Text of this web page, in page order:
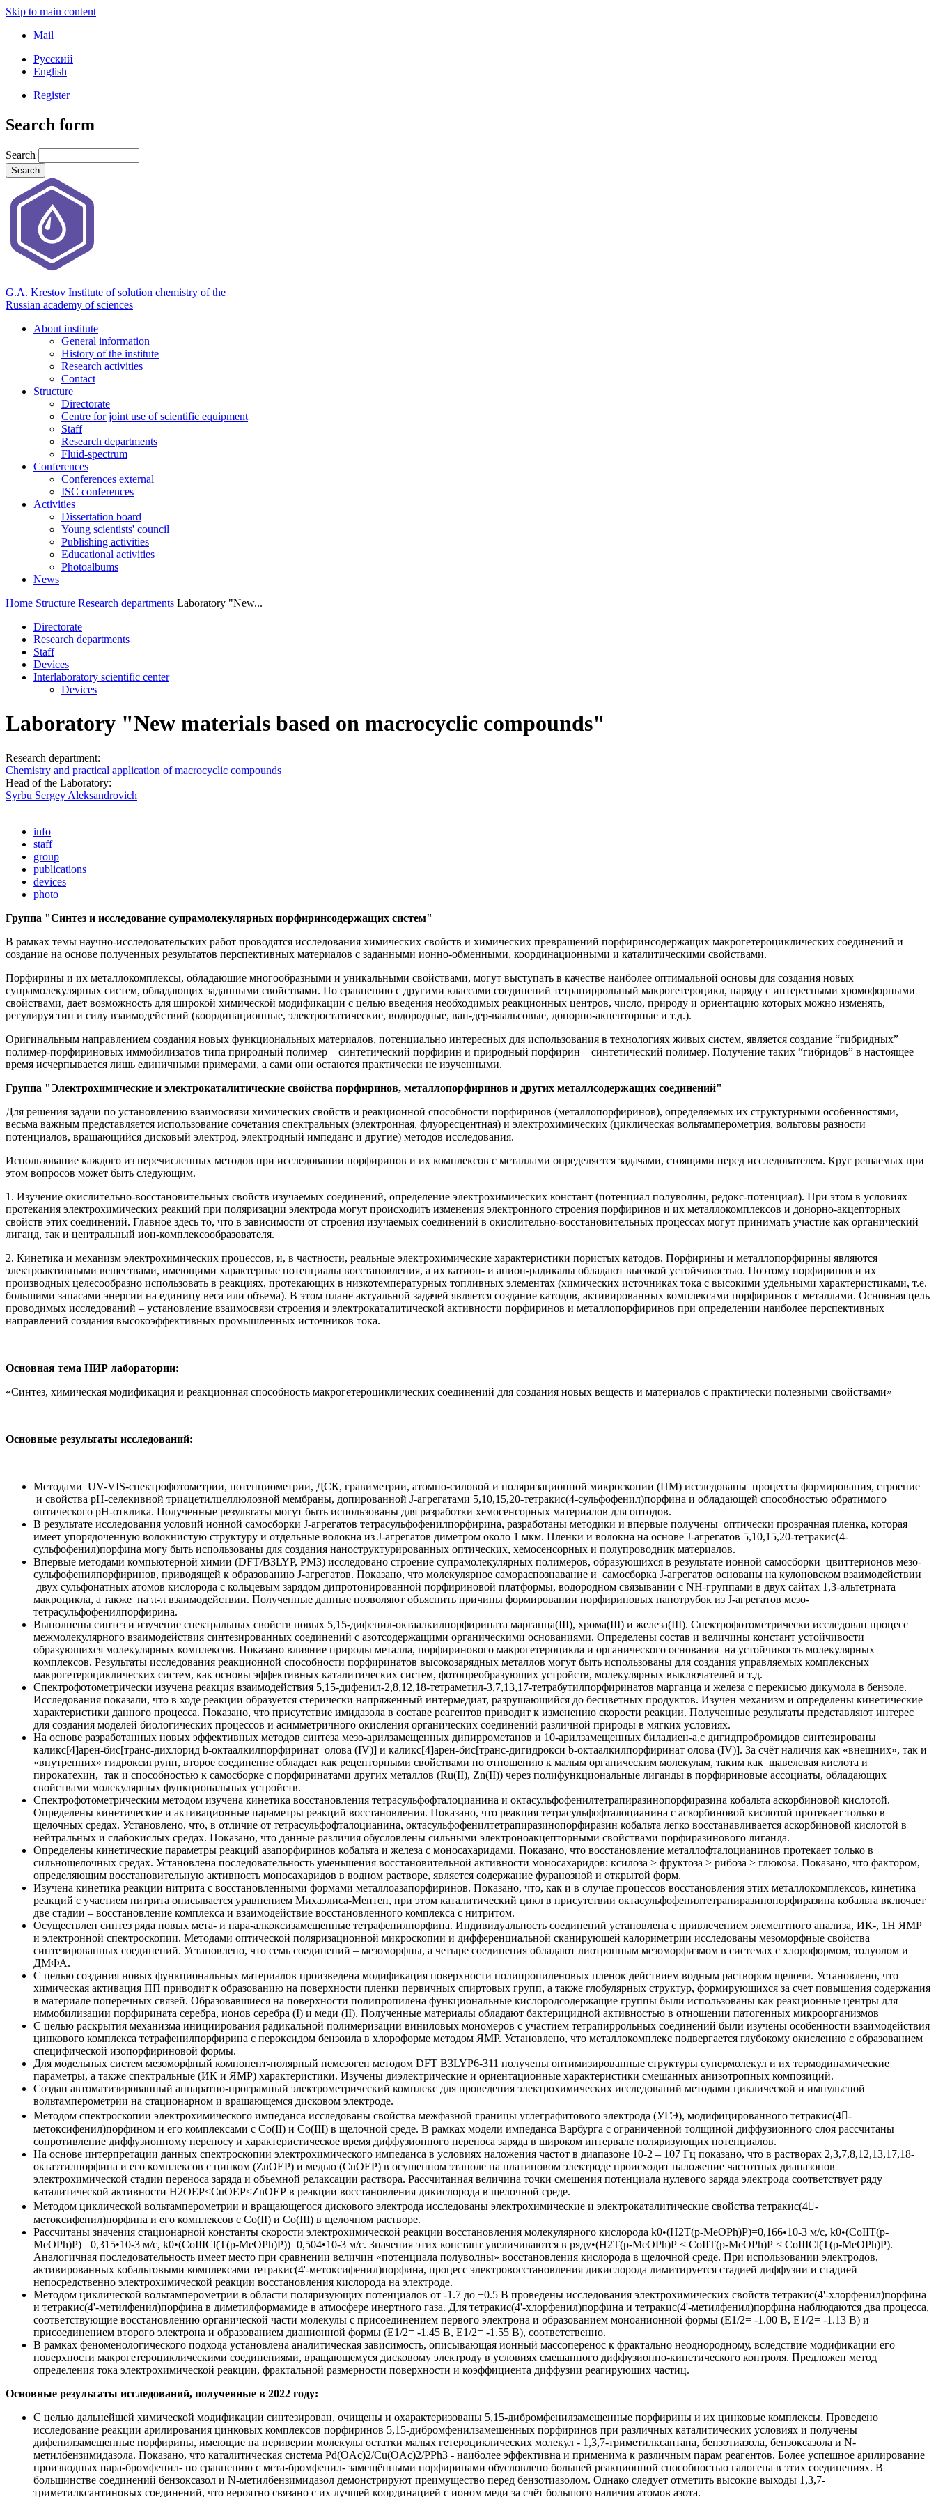
Skip to main content
Mail
Русский
English
Register
Search form
Search
G.A. Krestov Institute of solution chemistry of the
Russian academy of sciences
About institute
General information
History of the institute
Research activities
Contact
Structure
Directorate
Centre for joint use of scientific equipment
Staff
Research departments
Fluid-spectrum
Conferences
Conferences external
ISC conferences
Activities
Dissertation board
Young scientists' council
Publishing activities
Educational activities
Photoalbums
News
Home Structure Research departments Laboratory "New...
Directorate
Research departments
Staff
Devices
Interlaboratory scientific center
Devices
Laboratory "New materials based on macrocyclic compounds"
Research department:
Chemistry and practical application of macrocyclic compounds
Head of the Laboratory:
Syrbu Sergey Aleksandrovich
info
staff
group
publications
devices
photo
Группа "Синтез и исследование супрамолекулярных порфиринсодержащих систем"
В рамках темы научно-исследовательских работ проводятся исследования химических свойств и химических превращений порфиринсодержащих макрогетероциклических соединений и
создание на основе полученных результатов перспективных материалов с заданными ионно-обменными, координационными и каталитическими свойствами.
Порфирины и их металлокомплексы, обладающие многообразными и уникальными свойствами, могут выступать в качестве наиболее оптимальной основы для создания новых
супрамолекулярных систем, обладающих заданными свойствами. По сравнению с другими классами соединений тетрапиррольный макрогетероцикл, наряду с интересными хромофорными
свойствами, дает возможность для широкой химической модификации с целью введения необходимых реакционных центров, число, природу и ориентацию которых можно изменять,
регулируя тип и силу взаимодействий (координационные, электростатические, водородные, ван-дер-ваальсовые, донорно-акцепторные и т.д.).
Оригинальным направлением создания новых функциональных материалов, потенциально интересных для использования в технологиях живых систем, является создание “гибридных”
полимер-порфириновых иммобилизатов типа природный полимер – синтетический порфирин и природный порфирин – синтетический полимер. Получение таких “гибридов” в настоящее
время исчерпывается лишь единичными примерами, а сами они остаются практически не изученными.
Группа "Электрохимические и электрокаталитические свойства порфиринов, металлопорфиринов и других металлсодержащих соединений"
Для решения задачи по установлению взаимосвязи химических свойств и реакционной способности порфиринов (металлопорфиринов), определяемых их структурными особенностями,
весьма важным представляется использование сочетания спектральных (электронная, флуоресцентная) и электрохимических (циклическая вольтамперометрия, вольтовы разности
потенциалов, вращающийся дисковый электрод, электродный импеданс и другие) методов исследования.
Использование каждого из перечисленных методов при исследовании порфиринов и их комплексов с металлами определяется задачами, стоящими перед исследователем. Круг решаемых при
этом вопросов может быть следующим.
1. Изучение окислительно-восстановительных свойств изучаемых соединений, определение электрохимических констант (потенциал полуволны, редокс-потенциал). При этом в условиях
протекания электрохимических реакций при поляризации электрода могут происходить изменения электронного строения порфиринов и их металлокомплексов и донорно-акцепторных
свойств этих соединений. Главное здесь то, что в зависимости от строения изучаемых соединений в окислительно-восстановительных процессах могут принимать участие как органический
лиганд, так и центральный ион-комплексообразователя.
2. Кинетика и механизм электрохимических процессов, и, в частности, реальные электрохимические характеристики пористых катодов. Порфирины и металлопорфирины являются
электроактивными веществами, имеющими характерные потенциалы восстановления, а их катион- и анион-радикалы обладают высокой устойчивостью. Поэтому порфиринов и их
производных целесообразно использовать в реакциях, протекающих в низкотемпературных топливных элементах (химических источниках тока с высокими удельными характеристиками, т.е.
большими запасами энергии на единицу веса или объема). В этом плане актуальной задачей является создание катодов, активированных комплексами порфиринов с металлами. Основная цель
проводимых исследований – установление взаимосвязи строения и электрокаталитической активности порфиринов и металлопорфиринов при определении наиболее перспективных
направлений создания высокоэффективных промышленных источников тока.
Основная тема НИР лаборатории:
«Синтез, химическая модификация и реакционная способность макрогетероциклических соединений для создания новых веществ и материалов с практически полезными свойствами»
Основные результаты исследований:
Методами UV-VIS-спектрофотометрии, потенциометрии, ДСК, гравиметрии, атомно-силовой и поляризационной микроскопии (ПМ) исследованы процессы формирования, строение
и свойства рН-селекивной триацетилцеллюлозной мембраны, допированной J-агрегатами 5,10,15,20-тетракис(4-сульфофенил)порфина и обладающей способностью обратимого
оптического рН-отклика. Полученные результаты могут быть использованы для разработки хемосенсорных материалов для оптодов.
В результате исследования условий ионной самосборки J-агрегатов тетрасульфофенилпорфирина, разработаны методики и впервые получены оптически прозрачная пленка, которая
имеет упорядоченную волокнистую структуру и отдельные волокна из J-агрегатов диметром около 1 мкм. Пленки и волокна на основе J-агрегатов 5,10,15,20-тетракис(4-
сульфофенил)порфина могу быть использованы для создания наноструктурированных оптических, хемосенсорных и полупроводник материалов.
Впервые методами компьютерной химии (DFT/B3LYP, PM3) исследовано строение супрамолекулярных полимеров, образующихся в результате ионной самосборки цвиттерионов мезо-
сульфофенилпорфиринов, приводящей к образованию J-агрегатов. Показано, что молекулярное самораспознавание и самосборка J-агрегатов основаны на кулоновском взаимодействии
двух сульфонатных атомов кислорода с кольцевым зарядом дипротонированной порфириновой платформы, водородном связывании с NH-группами в двух сайтах 1,3-альтетрната
макроцикла, а также на π-π взаимодействии. Полученные данные позволяют объяснить причины формировании порфириновых нанотрубок из J-агрегатов мезо-
тетрасульфофенилпорфирина.
Выполнены синтез и изучение спектральных свойств новых 5,15-дифенил-октаалкилпорфирината марганца(III), хрома(III) и железа(III). Спектрофотометрически исследован процесс
межмолекулярного взаимодействия синтезированных соединений с азотсодержащими органическими основаниями. Определены состав и величины констант устойчивости
образующихся молекулярных комплексов. Показано влияние природы металла, порфиринового макрогетероцикла и органического основания на устойчивость молекулярных
комплексов. Результаты исследования реакционной способности порфиринатов высокозарядных металлов могут быть использованы для создания управляемых комплексных
макрогетероциклических систем, как основы эффективных каталитических систем, фотопреобразующих устройств, молекулярных выключателей и т.д.
Спектрофотометрически изучена реакция взаимодействия 5,15-дифенил-2,8,12,18-тетраметил-3,7,13,17-тетрабутилпорфиринатов марганца и железа с перекисью дикумола в бензоле.
Исследования показали, что в ходе реакции образуется стерически напряженный интермедиат, разрушающийся до бесцветных продуктов. Изучен механизм и определены кинетические
характеристики данного процесса. Показано, что присутствие имидазола в составе реагентов приводит к изменению скорости реакции. Полученные результаты представляют интерес
для создания моделей биологических процессов и асимметричного окисления органических соединений различной природы в мягких условиях.
На основе разработанных новых эффективных методов синтеза мезо-арилзамещенных дипиррометанов и 10-арилзамещенных биладиен-а,с дигидпробромидов синтезированы
каликс[4]арен-бис[транс-дихлорид b-октаалкилпорфиринат олова (IV)] и каликс[4]арен-бис[транс-дигидрокси b-октаалкилпорфиринат олова (IV)]. За счёт наличия как «внешних», так и
«внутренних» гидроксигрупп, второе соединение обладает как рецепторными свойствами по отношению к малым органическим молекулам, таким как щавелевая кислота и
пирокатехин, так и способностью к самосборке с порфиринатами других металлов (Ru(II), Zn(II)) через полифункциональные лиганды в порфириновые ассоциаты, обладающих
свойствами молекулярных функциональных устройств.
Спектрофотометрическим методом изучена кинетика восстановления тетрасульфофталоцианина и октасульфофенилтетрапиразинопорфиразина кобальта аскорбиновой кислотой.
Определены кинетические и активационные параметры реакций восстановления. Показано, что реакция тетрасульфофталоцианина с аскорбиновой кислотой протекает только в
щелочных средах. Установлено, что, в отличие от тетрасульфофталоцианина, октасульфофенилтетрапиразинопорфиразин кобальта легко восстанавливается аскорбиновой кислотой в
нейтральных и слабокислых средах. Показано, что данные различия обусловлены сильными электроноакцепторными свойствами порфиразинового лиганда.
Определены кинетические параметры реакций азапорфиринов кобальта и железа с моносахаридами. Показано, что восстановление металлофталоцианинов протекает только в
сильнощелочных средах. Установлена последовательность уменьшения восстановительной активности моносахаридов: ксилоза > фруктоза > рибоза > глюкоза. Показано, что фактором,
определяющим восстановительную активность моносахаридов в водном растворе, является содержание фуранозной и открытой форм.
Изучена кинетика реакции нитрита с восстановленными формами металлоазапорфиринов. Показано, что, как и в случае процессов восстановления этих металлокомплексов, кинетика
реакций с участием нитрита описывается уравнением Михаэлиса-Ментен, при этом каталитический цикл в присутствии октасульфофенилтетрапиразинопорфиразина кобальта включает
две стадии – восстановление комплекса и взаимодействие восстановленного комплекса с нитритом.
Осуществлен синтез ряда новых мета- и пара-алкоксизамещенные тетрафенилпорфина. Индивидуальность соединений установлена с привлечением элементного анализа, ИК-, 1Н ЯМР
и электронной спектроскопии. Методами оптической поляризационной микроскопии и дифференциальной сканирующей калориметрии исследованы мезоморфные свойства
синтезированных соединений. Установлено, что семь соединений – мезоморфны, а четыре соединения обладают лиотропным мезоморфизмом в системах с хлороформом, толуолом и
ДМФА.
С целью создания новых функциональных материалов произведена модификация поверхности полипропиленовых пленок действием водным раствором щелочи. Установлено, что
химическая активация ПП приводит к образованию на поверхности пленки первичных спиртовых групп, а также глобулярных структур, формирующихся за счет повышения содержания
в материале поперечных связей. Образовавшиеся на поверхности полипропилена функциональные кислородсодержащие группы были использованы как реакционные центры для
иммобилизации порфирината серебра, ионов серебра (I) и меди (II). Полученные материалы обладают бактерицидной активностью в отношении патогенных микроорганизмов
С целью раскрытия механизма инициирования радикальной полимеризации виниловых мономеров с участием тетрапиррольных соединений были изучены особенности взаимодействия
цинкового комплекса тетрафенилпорфирина с пероксидом бензоила в хлороформе методом ЯМР. Установлено, что металлокомплекс подвергается глубокому окислению с образованием
специфической изопорфириновой формы.
Для модельных систем мезоморфный компонент-полярный немезоген методом DFT B3LYP6-311 получены оптимизированные структуры супермолекул и их термодинамические
параметры, а также спектральные (ИК и ЯМР) характеристики. Изучены диэлектрические и ориентационные характеристики смешанных анизотропных композиций.
Создан автоматизированный аппаратно-програмный электрометрический комплекс для проведения электрохимических исследований методами циклической и импульсной
вольтамперометрии на стационарном и вращающемся дисковом электроде.
Методом спектроскопии электрохимического импеданса исследованы свойства межфазной границы углеграфитового электрода (УГЭ), модифицированного тетракис(4-
метоксифенил)порфином и его комплексами с Co(II) и Co(III) в щелочной среде. В рамках модели импеданса Варбурга с ограниченной толщиной диффузионного слоя рассчитаны
сопротивление диффузионному переносу и характеристическое время диффузионного переноса заряда в широком интервале поляризующих потенциалов.
На основе интерпретации данных спектроскопии электрохимического импеданса в условиях наложения частот в диапазоне 10-2 – 107 Гц показано, что в растворах 2,3,7,8,12,13,17,18-
октаэтилпорфина и его комплексов с цинком (ZnOEP) и медью (CuOEP) в осушенном этаноле на платиновом электроде происходит наложение частотных диапазонов
электрохимической стадии переноса заряда и объемной релаксации раствора. Рассчитанная величина точки смещения потенциала нулевого заряда электрода соответствует ряду
каталитической активности Н2ОЕР<CuОЕР<ZnОЕР в реакции восстановления дикислорода в щелочной среде.
Методом циклической вольтамперометрии и вращающегося дискового электрода исследованы электрохимические и электрокаталитические свойства тетракис(4-
метоксифенил)порфина и его комплексов с Со(II) и Со(III) в щелочном растворе.
Рассчитаны значения стационарной константы скорости электрохимической реакции восстановления молекулярного кислорода k0•(Н2Т(р-МеОРh)Р)=0,166•10-3 м/с, k0•(СоIIТ(р-
МеОРh)Р) =0,315•10-3 м/с, k0•(CoIIIСl(Т(р-МеОРh)Р))=0,504•10-3 м/с. Значения этих констант увеличиваются в ряду•(Н2Т(р-МеОРh)Р < СоIIТ(р-МеОРh)Р < CoIIIСl(Т(р-МеОРh)Р).
Аналогичная последовательность имеет место при сравнении величин «потенциала полуволны» восстановления кислорода в щелочной среде. При использовании электродов,
активированных кобальтовыми комплексами тетракис(4'-метоксифенил)порфина, процесс электровосстановления дикислорода лимитируется стадией диффузии и стадией
непосредственно электрохимической реакции восстановления кислорода на электроде.
Методом циклической вольтамперометрии в области поляризующих потенциалов от -1.7 до +0.5 В проведены исследования электрохимических свойств тетракис(4'-хлорфенил)порфина
и тетракис(4'-метилфенил)порфина в диметилформамиде в атмосфере инертного газа. Для тетракис(4'-хлорфенил)порфина и тетракис(4'-метилфенил)порфина наблюдаются два процесса,
соответствующие восстановлению органической части молекулы с присоединением первого электрона и образованием моноанионной формы (E1/2= -1.00 В, E1/2= -1.13 В) и
присоединением второго электрона и образованием дианионной формы (E1/2= -1.45 В, E1/2= -1.55 В), соответственно.
В рамках феноменологического подхода установлена аналитическая зависимость, описывающая ионный массоперенос к фрактально неоднородному, вследствие модификации его
поверхности макрогетероциклическими соединениями, вращающемуся дисковому электроду в условиях смешанного диффузионно-кинетического контроля. Предложен метод
определения тока электрохимической реакции, фрактальной размерности поверхности и коэффициента диффузии реагирующих частиц.
Основные результаты исследований, полученные в 2022 году:
С целью дальнейшей химической модификации синтезирован, очищены и охарактеризованы 5,15-дибромфенилзамещенные порфирины и их цинковые комплексы. Проведено
исследование реакции арилирования цинковых комплексов порфиринов 5,15-дибромфенилзамещенных порфиринов при различных каталитических условиях и получены
дифенилзамещенные порфирины, имеющие на периверии молекулы остатки малых гетероциклических молекул - 1,3,7-триметилксантана, бензотиазола, бензоксазола и N-
метилбензимидазола. Показано, что каталитическая система Pd(OAc)2/Cu(OAc)2/PPh3 - наиболее эффективна и применима к различным парам реагентов. Более успешное арилирование
производных пара-бромфенил- по сравнению с мета-бромфенил- замещёнными порфиринами обусловлено большей реакционной способностью галогена в этих соединениях. В
большинстве соединений бензоксазол и N-метилбензимидазол демонстрируют преимущество перед бензотиазолом. Однако следует отметить высокие выходы 1,3,7-
триметилксантиновых соединений, что вероятно связано с их лучшей координацией с ионом меди за счёт большого наличия атомов азота.